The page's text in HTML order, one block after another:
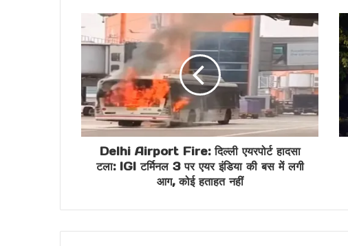
Delhi Airport Fire: दिल्ली एयरपोर्ट हादसा
टला: IGI टर्मिनल 3 पर एयर इंडिया की बस में लगी
आग, कोई हताहत नहीं